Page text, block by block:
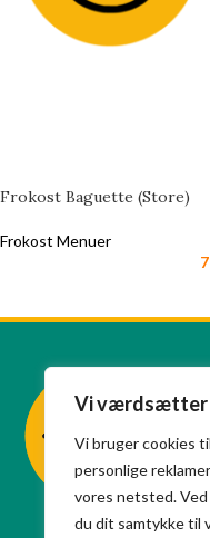
Vi værdsætter
Vi bruger cookies
personlige
vores netsted.
du dit samtykke til
Frokost Baguette (Store)
Frokost Menuer